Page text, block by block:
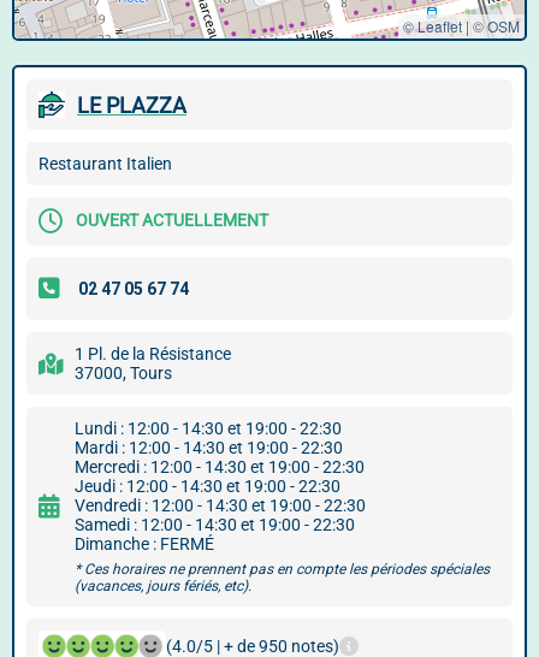
© Leaflet | ©OSM
LE PLAZZA
Restaurant Italien
OUVERT ACTUELLEMENT
1 Pl. de la Résistance
37000, Tours
Lundi : 12:00 - 14:30 et 19:00 - 22:30
Mardi : 12:00 - 14:30 et 19:00 - 22:30
Mercredi : 12:00 - 14:30 et 19:00 - 22:30
Jeudi : 12:00 - 14:30 et 19:00 - 22:30
Vendredi : 12:00 - 14:30 et 19:00 - 22:30
Samedi : 12:00 - 14:30 et 19:00 - 22:30
Dimanche : FERMÉ
* Ces horaires ne prennent pas en compte les périodes spéciales
(vacances, jours fériés, etc).
(4.0/5 | + de 950 notes)